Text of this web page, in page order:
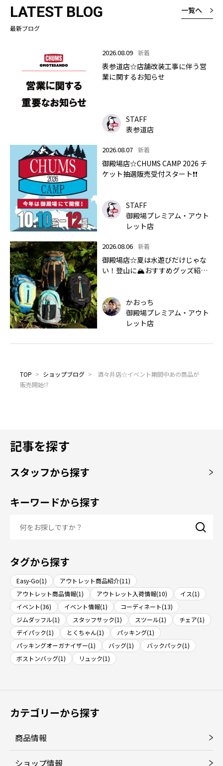
LATEST BLOG
最新ブログ
一覧へ
2026.08.09 新着
表参道店☆店舗改装工事に伴う営
業に関するお知らせ
STAFF
表参道店
2026.08.07 新着
御殿場店☆CHUMS CAMP 2026 チ
ケット抽選販売受付スタート❗❗
STAFF
御殿場プレミアム・アウト
レット店
2026.08.06 新着
御殿場店☆夏は水遊びだけじゃな
い！登山に🏔おすすめグッズ紹介
かおっち
御殿場プレミアム・アウト
レット店
TOP > ショップブログ >
酒々井店☆イベント期間中あの商品が
販売開始⁉
記事を探す
スタッフから探す
キーワードから探す
タグから探す
Easy-Go(1)
アウトレット商品紹介(11)
アウトレット商品情報(1)
アウトレット入荷情報(10)
イス(1)
イベント(36)
イベント情報(1)
コーディネート(13)
ジムダッフル(1)
スタッフサック(1) スツール(1)
チェア(1)
デイパック(1)
とくちゃん(1)
パッキング(1)
パッキングオーガナイザー(1)
バッグ(1)
バックパック(1)
ボストンバッグ(1)
リュック(1)
カテゴリーから探す
商品情報
ショップ情報